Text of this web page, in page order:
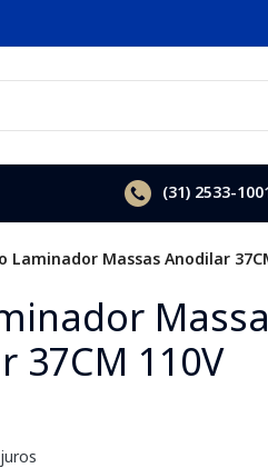
(31) 2533-
Laminador Massas Anodilar
37CM 110V